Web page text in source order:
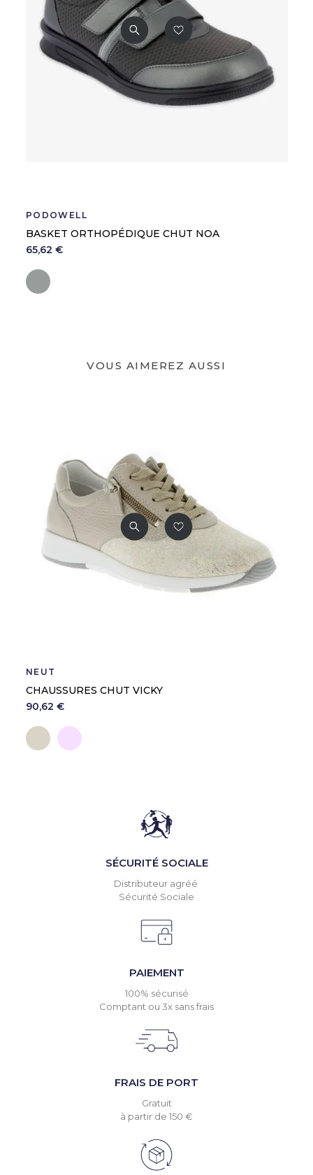
PODOWELL
BASKET ORTHOPÉDIQUE CHUT NOA
65,62 €
Gris
VOUS AIMEREZ AUSSI
NEUT
CHAUSSURES CHUT VICKY
90,62 €
CrèmeRose
SÉCURITÉ SOCIALE
Distributeur agréé
Sécurité Sociale
PAIEMENT
100% sécurisé
Comptant ou 3x sans frais
FRAIS DE PORT
Gratuit
à partir de 150 €